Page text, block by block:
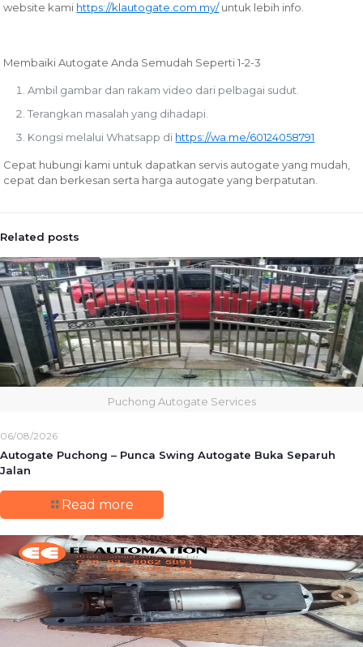
website kami https://klautogate.com.my/ untuk lebih info.
Membaiki Autogate Anda Semudah Seperti 1-2-3
Ambil gambar dan rakam video dari pelbagai sudut.
Terangkan masalah yang dihadapi.
Kongsi melalui Whatsapp di https://wa.me/60124058791
Cepat hubungi kami untuk dapatkan servis autogate yang mudah,
cepat dan berkesan serta harga autogate yang berpatutan.
Related posts
Puchong Autogate Services
06/08/2026
Autogate Puchong – Punca Swing Autogate Buka Separuh
Jalan
Read more